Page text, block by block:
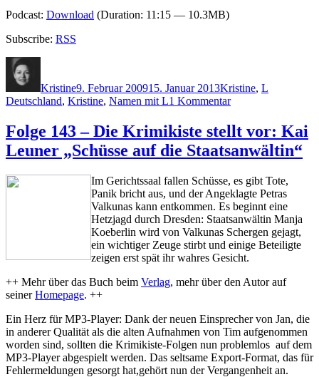
Podcast: Download (Duration: 11:15 — 10.3MB)
Subscribe: RSS
Kristine9. Februar 200915. Januar 2013Kristine, L
Deutschland, Kristine, Namen mit L1 Kommentarzu
159
–
Die
stellt
vor:
Rudolf
Lorenzen
„Bad
Walden“
Folge 143 – Die Krimikiste stellt vor: Kai
Leuner „Schüsse auf die Staatsanwältin“
Im Gerichtssaal fallen Schüsse, es gibt Tote,
Panik bricht aus, und der Angeklagte Petras
Valkunas kann entkommen. Es beginnt eine
Hetzjagd durch Dresden: Staatsanwältin Manja
Koeberlin wird von Valkunas Schergen gejagt,
ein wichtiger Zeuge stirbt und einige Beteiligte
zeigen erst spät ihr wahres Gesicht.
++ Mehr über das Buch beim Verlag, mehr über den Autor auf
seinerHomepage. ++
Ein Herz für MP3-Player: Dank der neuen Einsprecher von Jan, die
in anderer Qualität als die alten Aufnahmen von Tim aufgenommen
worden sind, sollten die Krimikiste-Folgen nun problemlos auf dem
MP3-Player abgespielt werden. Das seltsame Export-Format, das für
Fehlermeldungen gesorgt hat,gehört nun der Vergangenheit an.